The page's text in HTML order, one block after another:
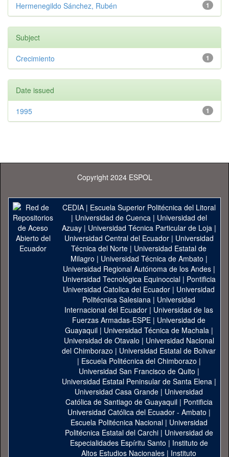
1
Hermenegildo Sánchez, Rubén
Subject
1
Crecimiento
Date issued
1
1995
Copyright 2024 ESPOL
CEDIA| Escuela Superior Politécnica del Litoral
| Universidad de Cuenca| Universidad del
Azuay| Universidad Técnica Particular de Loja|
Universidad Central del Ecuador| Universidad
Técnica del Norte | Universidad Estatal de
Milagro | Universidad Técnica de Ambato |
Universidad Regional Autónoma de los Andes|
Universidad Tecnológica Equinoccial| Pontificia
Universidad Catolica del Ecuador | Universidad
Politécnica Salesiana | Universidad
Internacional del Ecuador | Universidad de las
Fuerzas Armadas-ESPE | Universidad de
Guayaquil| Universidad Técnica de Machala|
Universidad de Otavalo | Universidad Nacional
del Chimborazo | Universidad Estatal de Bolivar
| Escuela Politécnica del Chimborazo |
Universidad San Francisco de Quito |
Universidad Estatal Peninsular de Santa Elena|
Universidad Casa Grande | Universidad
Católica de Santiago de Guayaquil| Pontificia
Universidad Católica del Ecuador - Ambato |
Escuela Politécnica Nacional| Universidad
Politécnica Estatal del Carchi| Universidad de
Especialidades Espíritu Santo | Instituto de
Altos Estudios Nacionales | Instituto